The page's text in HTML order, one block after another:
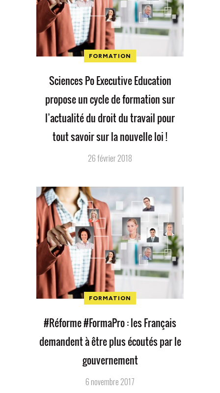
FORMATION
Sciences Po Executive Education
propose un cycle de formation sur
l’actualité du droit du travail pour
tout savoir sur la nouvelle loi !
26 février 2018
FORMATION
#Réforme #FormaPro : les Français
demandent à être plus écoutés par le
gouvernement
6 novembre 2017